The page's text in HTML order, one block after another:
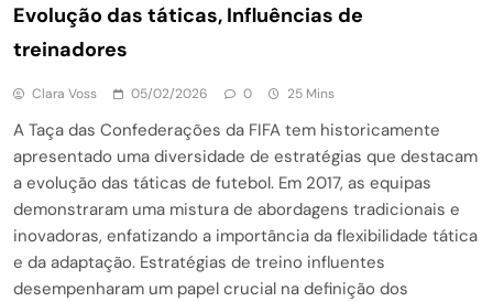
Evolução das táticas, Influências de
treinadores
Clara Voss 05/02/2026 0 25 Mins
A Taça das Confederações da FIFA tem historicamente
apresentado uma diversidade de estratégias que destacam
a evolução das táticas de futebol. Em 2017, as equipas
demonstraram uma mistura de abordagens tradicionais e
inovadoras, enfatizando a importância da flexibilidade tática
e da adaptação. Estratégias de treino influentes
desempenharam um papel crucial na definição dos